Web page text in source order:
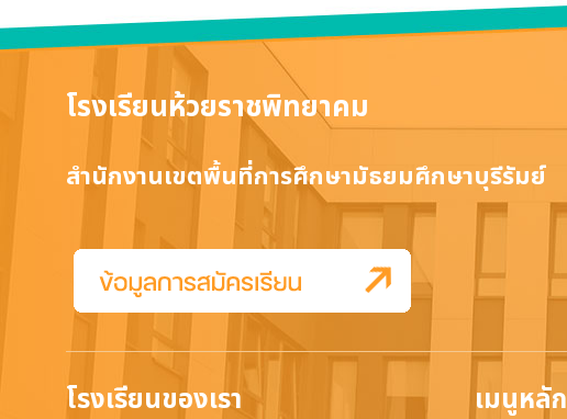
โรงเรียนห้วยราชพิทยาคม
สำนักงานเขตพื้นที่การศึกษามัธยมศึกษาบุรีรัมย์
โรงเรียนของเรา เมนูหลัก